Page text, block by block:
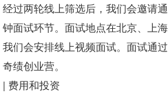
经过两轮线上筛选后，我们会邀请
钟面试环节。面试地点在北京、上
我们会安排线上视频面试。面试通
奇绩创业营。
| 费用和投资